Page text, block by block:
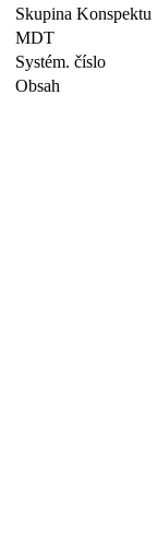
Skupina Konspektu
MDT
Systém. číslo
Obsah